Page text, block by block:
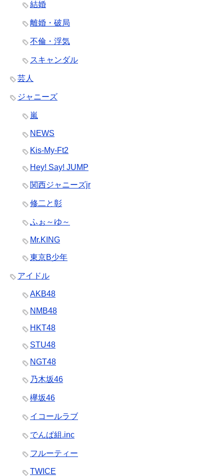
結婚
離婚・破局
不倫・浮気
スキャンダル
芸人
ジャニーズ
嵐
NEWS
Kis-My-Ft2
Hey! Say! JUMP
関西ジャニーズjr
修二と彰
ふぉ～ゆ～
Mr.KING
東京B少年
アイドル
AKB48
NMB48
HKT48
STU48
NGT48
乃木坂46
欅坂46
イコールラブ
でんぱ組.inc
フルーティー
TWICE